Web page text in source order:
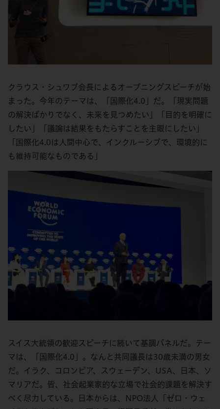
クラウス・シュワブ会長によるオープニングスピーチが始
まった。今年のテーマは、「国際化4.0」だ。「現実問題
の解決ばかりでなく、未来を見つめたい」「目的を明確に
したい」「議論は結果をもたらすことを主眼にしたい」
「国際化4.0は人間中心で、インクルーシブで、環境的に
も維持可能なものである」
スイス大統領の歓迎スピーチに続いて基調パネルだ。テー
マは、「国際化4.0」。なんと共同議長は30歳未満の男女
だ。イラク、コロンビア、スウェーデン、USA、日本、ソ
マリアだ。皆、社会起業家的な立場で社会的課題を解決す
べく尽力している。日本からは、NPO法人「ゼロ・ウェ